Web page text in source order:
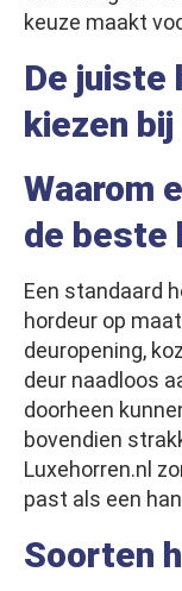
keuze maakt
De juiste
kiezen
Waarom
de beste
Een standaard
hordeur op
deuropening,
deur naadloos
doorheen
bovendien
Luxehorren.nl
past als een
Soorten